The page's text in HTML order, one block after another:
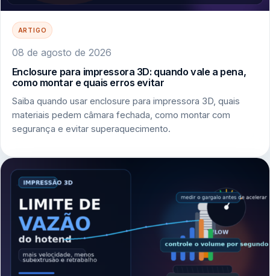
ARTIGO
08 de agosto de 2026
Enclosure para impressora 3D: quando vale a pena,
como montar e quais erros evitar
Saiba quando usar enclosure para impressora 3D, quais
materiais pedem câmara fechada, como montar com
segurança e evitar superaquecimento.